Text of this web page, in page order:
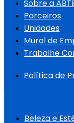
Sobre a
Parceiros
Unidades
Mural de
Trabalhe
Política de
Beleza e